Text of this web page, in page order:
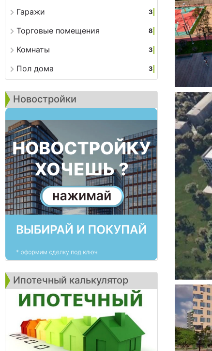
Гаражи 3
Торговые помещения 8
Комнаты 3
Пол дома 3
Новостройки
Ипотечный калькулятор